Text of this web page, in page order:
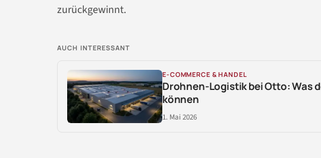
zurückgewinnt.
AUCH INTERESSANT
E-COMMERCE & HANDEL
Drohnen-Logistik bei Otto: Was
können
1. Mai 2026